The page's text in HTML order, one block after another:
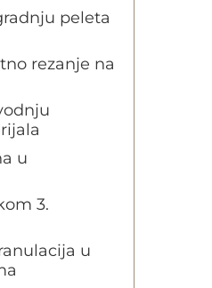
peleta
rezanje na
u
3.
u